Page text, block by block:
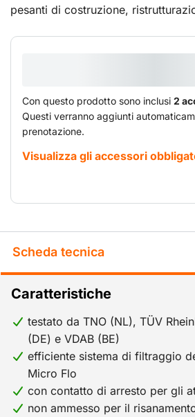
pesanti di costruzione,
materiali. Il separatore è eco-
per l'operatore e per le eventuali
soluzione per problemi con polveri
combinazione unica di un filtro
la povere studiati appositamente
la funzione del filtro.
Con questo prodotto sono inclusi 2
Questi verranno aggiunti
prenotazione.
Visualizza gli accessori
Scheda tecnica
Caratteristiche
testato da TNO (NL), TÜV
(DE) e VDAB (BE)
efficiente sistema di filtraggio
Micro Flo
con contatto di arresto per gli
non ammesso per il